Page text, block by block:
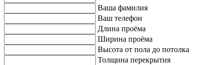
Ваша фамилия
Ваш телефон
Длина проёма
Ширина проёма
Высота от пола до потолка
Толщина перекрытия